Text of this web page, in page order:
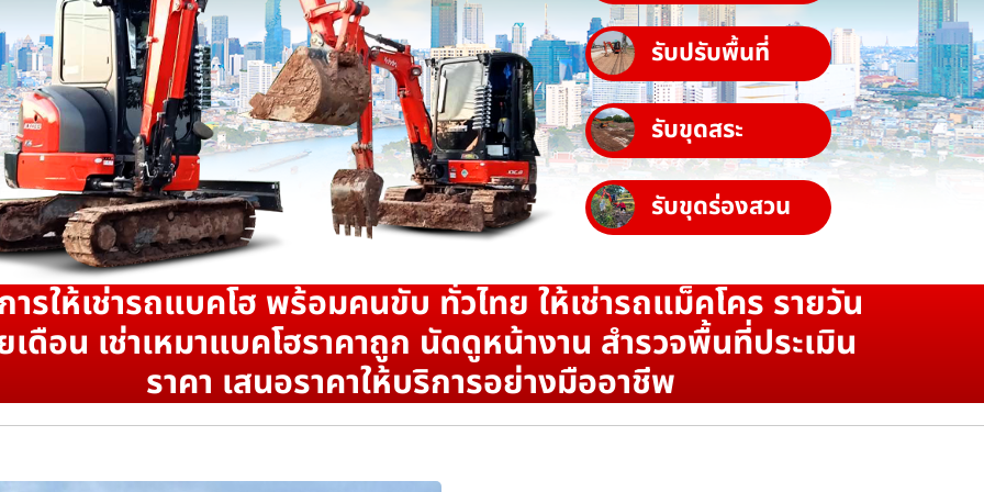
รับปรับพื้นที่
รับขุดสระ
รับขุดร่องสวน
ารให้เช่ารถแบคโฮ พร้อมคนขับ ทั่วไทย ให้เช่ารถแม็คโคร รายวัน
เดือน เช่าเหมาแบคโฮราคาถูก นัดดูหน้างาน สำรวจพื้นที่ประเมิน
ราคา เสนอราคาให้บริการอย่างมืออาชีพ